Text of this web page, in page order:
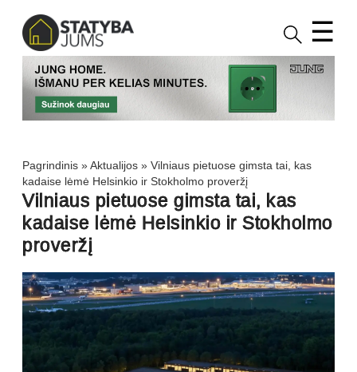
☰
Pagrindinis »Aktualijos » Vilniaus pietuose gimsta tai, kas
kadaise lėmė Helsinkio ir Stokholmo proveržį
Vilniaus pietuose gimsta tai, kas
kadaise lėmė Helsinkio ir Stokholmo
proveržį